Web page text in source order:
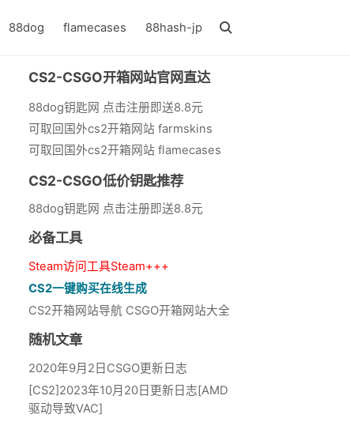
88dog flamecases 88hash-jp
CS2-CSGO开箱网站官网直达
88dog钥匙网 点击注册即送8.8元
可取回国外cs2开箱网站 farmskins
可取回国外cs2开箱网站 flamecases
CS2-CSGO低价钥匙推荐
88dog钥匙网 点击注册即送8.8元
必备工具
Steam访问工具Steam+++
CS2一键购买在线生成
CS2开箱网站导航 CSGO开箱网站大全
随机文章
2020年9月2日CSGO更新日志
[CS2]2023年10月20日更新日志[AMD
驱动导致VAC]